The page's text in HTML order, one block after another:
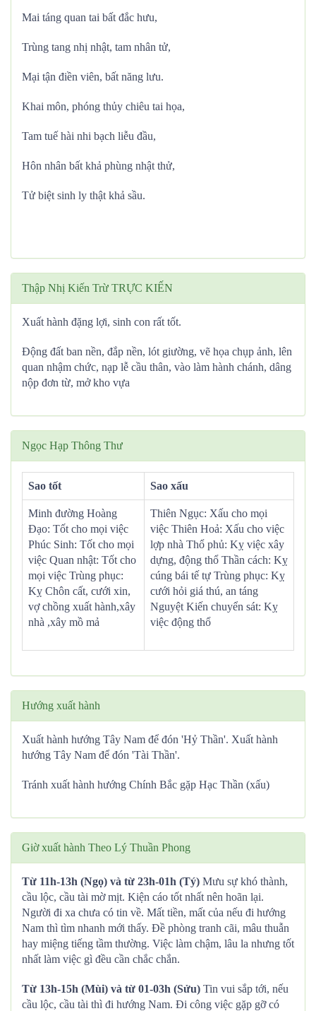
Mai táng quan tai bất đắc hưu,
Trùng tang nhị nhật, tam nhân tử,
Mại tận điền viên, bất năng lưu.
Khai môn, phóng thủy chiêu tai họa,
Tam tuế hài nhi bạch liễu đầu,
Hôn nhân bất khả phùng nhật thử,
Tử biệt sinh ly thật khả sầu.
Thập Nhị Kiến Trừ TRỰC KIẾN
Xuất hành đặng lợi, sinh con rất tốt.
Động đất ban nền, đắp nền, lót giường, vẽ họa chụp ảnh, lên
quan nhậm chức, nạp lễ cầu thân, vào làm hành chánh, dâng
nộp đơn từ, mở kho vựa
Ngọc Hạp Thông Thư
Sao tốt Sao xấu
Minh đường Hoàng
Đạo: Tốt cho mọi việc
Phúc Sinh: Tốt cho mọi
việc Quan nhật: Tốt cho
mọi việc Trùng phục:
Kỵ Chôn cất, cưới xin,
vợ chồng xuất hành,xây
nhà ,xây mồ mả
Thiên Ngục: Xấu cho mọi
việc Thiên Hoả: Xấu cho việc
lợp nhà Thổ phủ: Kỵ việc xây
dựng, động thổ Thần cách: Kỵ
cúng bái tế tự Trùng phục: Kỵ
cưới hỏi giá thú, an táng
Nguyệt Kiến chuyển sát: Kỵ
việc động thổ
Hướng xuất hành
Xuất hành hướng Tây Nam để đón 'Hỷ Thần'. Xuất hành
hướng Tây Nam để đón 'Tài Thần'.
Tránh xuất hành hướng Chính Bắc gặp Hạc Thần (xấu)
Giờ xuất hành Theo Lý Thuần Phong
Từ 11h-13h (Ngọ) và từ 23h-01h (Tý) Mưu sự khó thành,
cầu lộc, cầu tài mờ mịt. Kiện cáo tốt nhất nên hoãn lại.
Người đi xa chưa có tin về. Mất tiền, mất của nếu đi hướng
Nam thì tìm nhanh mới thấy. Đề phòng tranh cãi, mâu thuẫn
hay miệng tiếng tầm thường. Việc làm chậm, lâu la nhưng tốt
nhất làm việc gì đều cần chắc chắn.
Từ 13h-15h (Mùi) và từ 01-03h (Sửu) Tin vui sắp tới, nếu
cầu lộc, cầu tài thì đi hướng Nam. Đi công việc gặp gỡ có